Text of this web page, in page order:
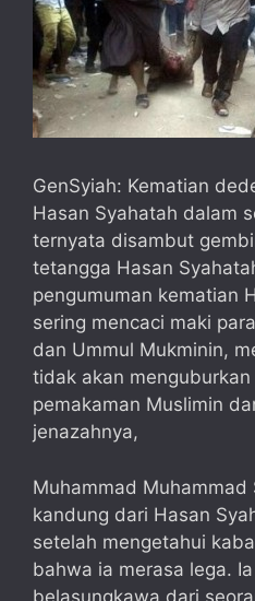
GenSyiah: Kematian
Hasan Syahatah dalam
ternyata disambut
tetangga Hasan
pengumuman kematian
sering mencaci maki
dan Ummul Mukminin,
tidak akan
pemakaman Muslimin
jenazahnya,
Muhammad Muhammad
kandung dari Hasan
setelah mengetahui
bahwa ia merasa lega.
belasungkawa dari